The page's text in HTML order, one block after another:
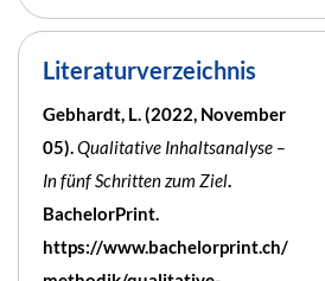
Literaturverzeichnis
Gebhardt, L. (2022, November
05).Qualitative Inhaltsanalyse –
In fünf Schritten zum Ziel.
BachelorPrint.
https://www.bachelorprint.ch/